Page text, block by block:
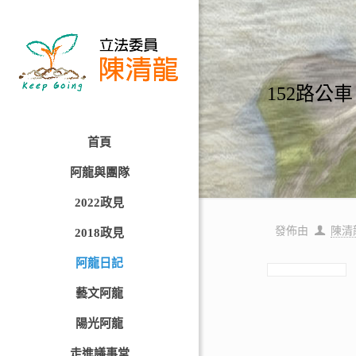
首頁
阿龍與團隊
2022政見
2018政見
阿龍日記
藝文阿龍
陽光阿龍
152路公
發佈由 陳